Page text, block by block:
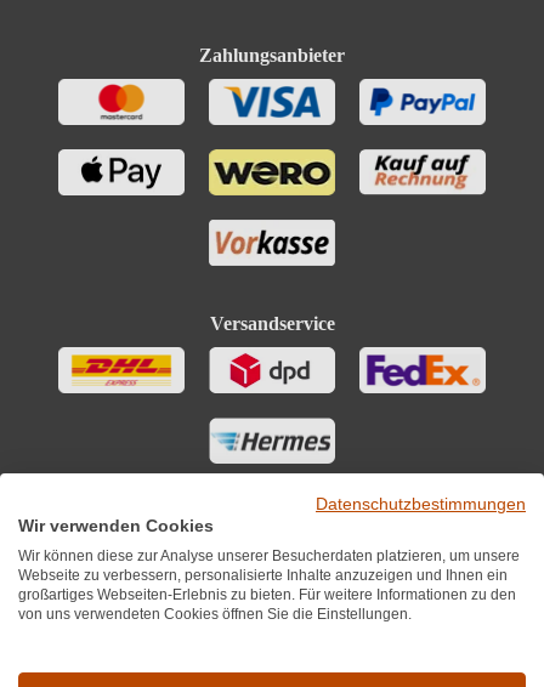
Zahlungsanbieter
Versandservice
Datenschutzbestimmungen
Wir verwenden Cookies
Wir können diese zur Analyse unserer Besucherdaten platzieren, um unsere
Webseite zu verbessern, personalisierte Inhalte anzuzeigen und Ihnen ein
großartiges Webseiten-Erlebnis zu bieten. Für weitere Informationen zu den
von uns verwendeten Cookies öffnen Sie die Einstellungen.